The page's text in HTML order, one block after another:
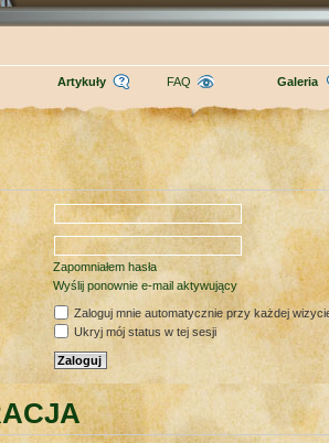
Artykuły FAQ Galeria
Zapomniałem hasła
Wyślij ponownie e-mail aktywujący
Zaloguj mnie automatycznie przy każdej
Ukryj mój status w tej sesji